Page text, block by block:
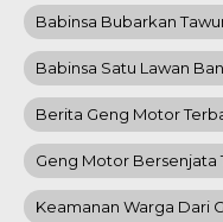
Babinsa Bubarkan
Babinsa Satu Lawan
Berita Geng Motor
Geng Motor Bersenjata
Keamanan Warga Dari